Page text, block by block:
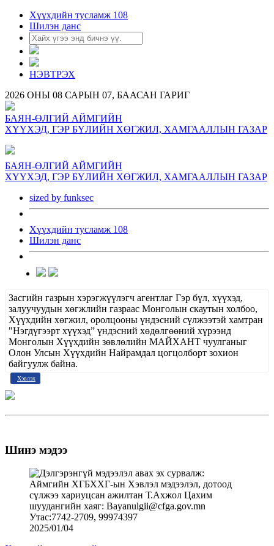
Хүүхдийн тусламж 108
Шилэн данс
НЭВТРЭХ
2026 ОНЫ 08 САРЫН 07, БААСАН ГАРИГ
БАЯН-ӨЛГИЙ АЙМГИЙН
ХҮҮХЭД, ГЭР БҮЛИЙН ХӨГЖИЛ, ХАМГААЛЛЫН ГАЗАР
БАЯН-ӨЛГИЙ АЙМГИЙН
ХҮҮХЭД, ГЭР БҮЛИЙН ХӨГЖИЛ, ХАМГААЛЛЫН ГАЗАР
sized by funksec
Хүүхдийн тусламж 108
Шилэн данс
Засгийн газрын хэрэгжүүлэгч агентлаг Гэр бүл, хүүхэд,
залуучуудын хөгжлийн газраас Монголын скаутын холбоо,
Хүүхдийн хөгжил, оролцооны үндэсний сүлжээтэй хамтран
"Нэгдүгээрт хүүхэд” үндэсний хөдөлгөөний хүрээнд
Монголын Хүүхдийн зөвлөлийн МАЙХАНТ чуулганыг
Олон Улсын Хүүхдийн Найрамдал цогцолборт зохион
байгуулж байна.
Хэвлэх
Шинэ мэдээ
2025/01/04